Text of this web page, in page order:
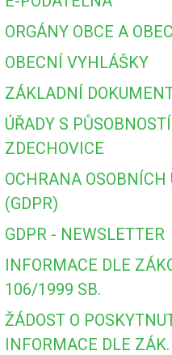
ORGÁNY OBCE A
OBECNÍ VYHLÁŠKY
ZÁKLADNÍ
ÚŘADY S
ZDECHOVICE
OCHRANA OSOBNÍCH
(GDPR)
GDPR - NEWSLETTER
INFORMACE DLE
106/1999 SB.
ŽÁDOST O
INFORMACE DLE ZÁK.